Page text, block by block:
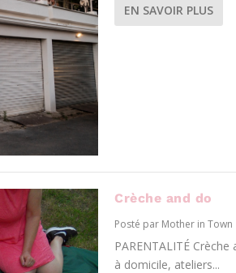
EN SAVOIR PLUS
Crèche and do
Posté par Mother in Town
PARENTALITÉ
à domicile, ateliers...